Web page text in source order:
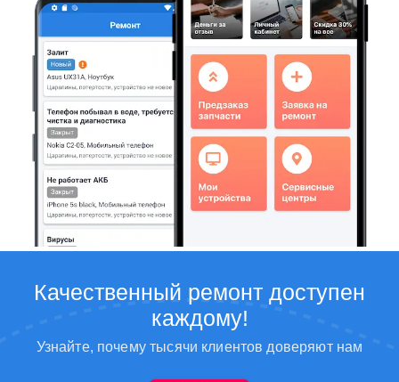
Качественный ремонт доступен
каждому!
Узнайте, почему тысячи клиентов доверяют нам